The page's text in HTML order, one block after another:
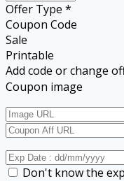
Offer Type *
Coupon Code
Sale
Printable
Add code or change
Coupon image
Don't know the